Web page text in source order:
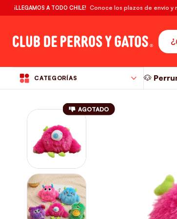
¡LLEGAMOS A TODO CHILE! Conoce los plazos de envío
CATEGORÍAS 🐶
AGOTADO
RM